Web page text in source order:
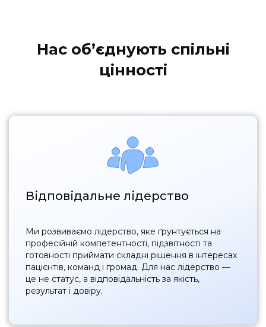
Нас обʼєднують спільні
цінності
Відповідальне лідерство
Ми розвиваємо лідерство, яке ґрунтується на
професійній компетентності, підзвітності та
готовності приймати складні рішення в інтересах
пацієнтів, команд і громад. Для нас лідерство —
це не статус, а відповідальність за якість,
результат і довіру.